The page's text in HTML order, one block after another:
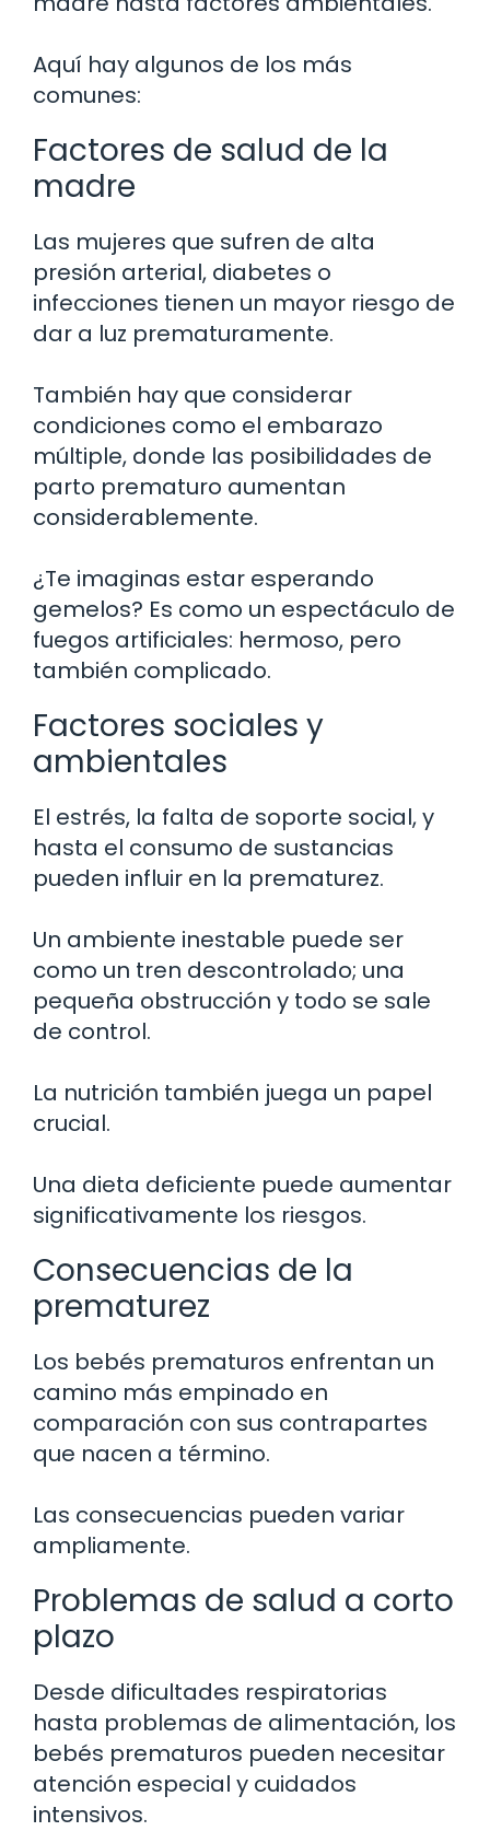
Aquí hay algunos de los más
comunes:
Factores de salud de la
madre
Las mujeres que sufren de alta
presión arterial, diabetes o
infecciones tienen un mayor riesgo de
dar a luz prematuramente.
También hay que considerar
condiciones como el embarazo
múltiple, donde las posibilidades de
parto prematuro aumentan
considerablemente.
¿Te imaginas estar esperando
gemelos? Es como un espectáculo de
fuegos artificiales: hermoso, pero
también complicado.
Factores sociales y
ambientales
El estrés, la falta de soporte social, y
hasta el consumo de sustancias
pueden influir en la prematurez.
Un ambiente inestable puede ser
como un tren descontrolado; una
pequeña obstrucción y todo se sale
de control.
La nutrición también juega un papel
crucial.
Una dieta deficiente puede aumentar
significativamente los riesgos.
Consecuencias de la
prematurez
Los bebés prematuros enfrentan un
camino más empinado en
comparación con sus contrapartes
que nacen a término.
Las consecuencias pueden variar
ampliamente.
Problemas de salud a corto
plazo
Desde dificultades respiratorias
hasta problemas de alimentación, los
bebés prematuros pueden necesitar
atención especial y cuidados
intensivos.